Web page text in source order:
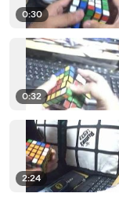
0:30
0:32
2:24